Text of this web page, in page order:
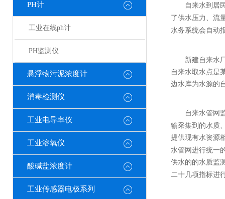
PH计
工业在线ph计
PH监测仪
悬浮物污泥浓度计
消毒检测仪
工业电导率仪
工业溶氧仪
酸碱盐浓度计
工业传感器电极系列
自来水到居
了供水压力、流
水务系统会自动
新建自来水
自来水取水点是
边水库为水源的
自来水管网
输采集到的水质
提供现有水资源
水管网进行统一
供水的的水质监
二十几项指标进